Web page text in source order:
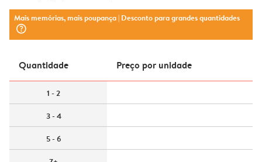
Mais memórias, mais poupança| Desconto para grandes quantidades
question_mark_circle
Quantidade Preço por unidade
1 - 2
3 - 4
5 - 6